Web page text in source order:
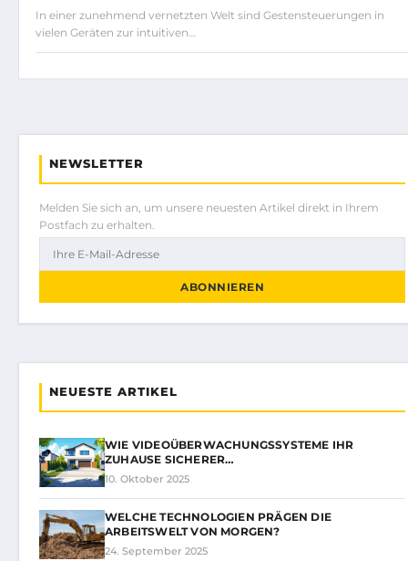
In einer zunehmend vernetzten Welt sind Gestensteuerungen in
vielen Geräten zur intuitiven…
NEWSLETTER
Melden Sie sich an, um unsere neuesten Artikel direkt in Ihrem
Postfach zu erhalten.
ABONNIEREN
NEUESTE ARTIKEL
WIE VIDEOÜBERWACHUNGSSYSTEME IHR
ZUHAUSE SICHERER…
10. Oktober 2025
WELCHE TECHNOLOGIEN PRÄGEN DIE
ARBEITSWELT VON MORGEN?
24. September 2025